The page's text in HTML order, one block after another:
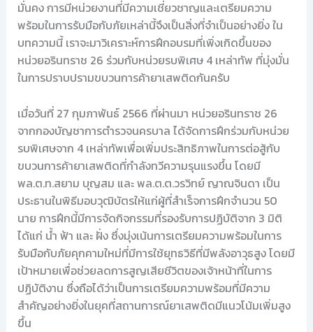
มั่นคง การมีหน่วยงานที่มีความเชี่ยวชาญและเตรียมความ
พร้อมในการรับมือกับภัยเหล่านี้จึงเป็นสิ่งที่จำเป็นอย่างยิ่ง ใน
บทความนี้ เราจะมาวิเคราะห์การฝึกอบรมที่เพิ่งเกิดขึ้นของ
หน่วยอรินทราช 26 ร่วมกับหน่วยรบพิเศษ 4 เหล่าทัพ ที่มุ่งมั่น
ในการปราบปรามขบวนการค้ายาเสพติดกันครับ
เมื่อวันที่ 27 กุมภาพันธ์ 2566 ที่ผ่านมา หน่วยอรินทราช 26
จากกองบัญชาการตำรวจนครบาล ได้จัดการฝึกร่วมกับหน่วย
รบพิเศษจาก 4 เหล่าทัพเพื่อเพิ่มประสิทธิภาพในการต่อสู้กับ
ขบวนการค้ายาเสพติดที่กำลังทวีความรุนแรงขึ้น โดยมี
พล.ต.ท.สยาม บุญสม และ พล.ต.ต.วรวิทย์ ญาณจินดา เป็น
ประธานในพิธีมอบวุฒิบัตรให้แก่ผู้ที่สำเร็จการฝึกจำนวน 50
นาย การฝึกนี้มีการจัดกิจกรรมที่รองรับการปฏิบัติจาก 3 มิติ
ได้แก่ น้ำ ฟ้า และ ฝั่ง ซึ่งมุ่งเน้นการเตรียมความพร้อมในการ
รับมือกับภัยคุกคามใหม่ที่มีการใช้ยุทธวิธีที่มีพลังอาวุธสูง โดยมี
เป้าหมายเพื่อช่วยลดการสูญเสียชีวิตของเจ้าหน้าที่ในการ
ปฏิบัติงาน ซึ่งถือได้ว่าเป็นการเตรียมความพร้อมที่มีความ
สำคัญอย่างยิ่งในยุคที่สถานการณ์ยาเสพติดมีแนวโน้มเพิ่มสูง
ขึ้น